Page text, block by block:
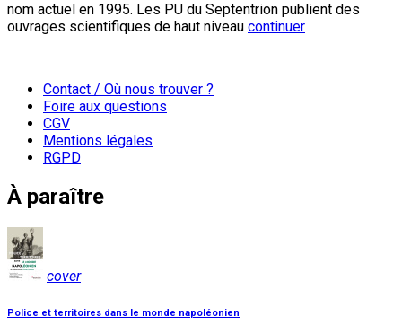
nom actuel en 1995. Les PU du Septentrion publient des
ouvrages scientifiques de haut niveau continuer
Contact / Où nous trouver ?
Foire aux questions
CGV
Mentions légales
RGPD
À paraître
cover
Police et territoires dans le monde napoléonien